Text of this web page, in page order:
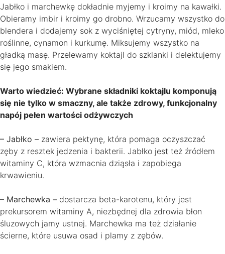
Jabłko i marchewkę dokładnie myjemy i kroimy na kawałki.
Obieramy imbir i kroimy go drobno. Wrzucamy wszystko do
blendera i dodajemy sok z wyciśniętej cytryny, miód, mleko
roślinne, cynamon i kurkumę. Miksujemy wszystko na
gładką masę. Przelewamy koktajl do szklanki i delektujemy
się jego smakiem.
Warto wiedzieć: Wybrane składniki koktajlu komponują
się nie tylko w smaczny, ale także zdrowy, funkcjonalny
napój pełen wartości odżywczych
– Jabłko – zawiera pektynę, która pomaga oczyszczać
zęby z resztek jedzenia i bakterii. Jabłko jest też źródłem
witaminy C, która wzmacnia dziąsła i zapobiega
krwawieniu.
– Marchewka – dostarcza beta-karotenu, który jest
prekursorem witaminy A, niezbędnej dla zdrowia błon
śluzowych jamy ustnej. Marchewka ma też działanie
ścierne, które usuwa osad i plamy z zębów.